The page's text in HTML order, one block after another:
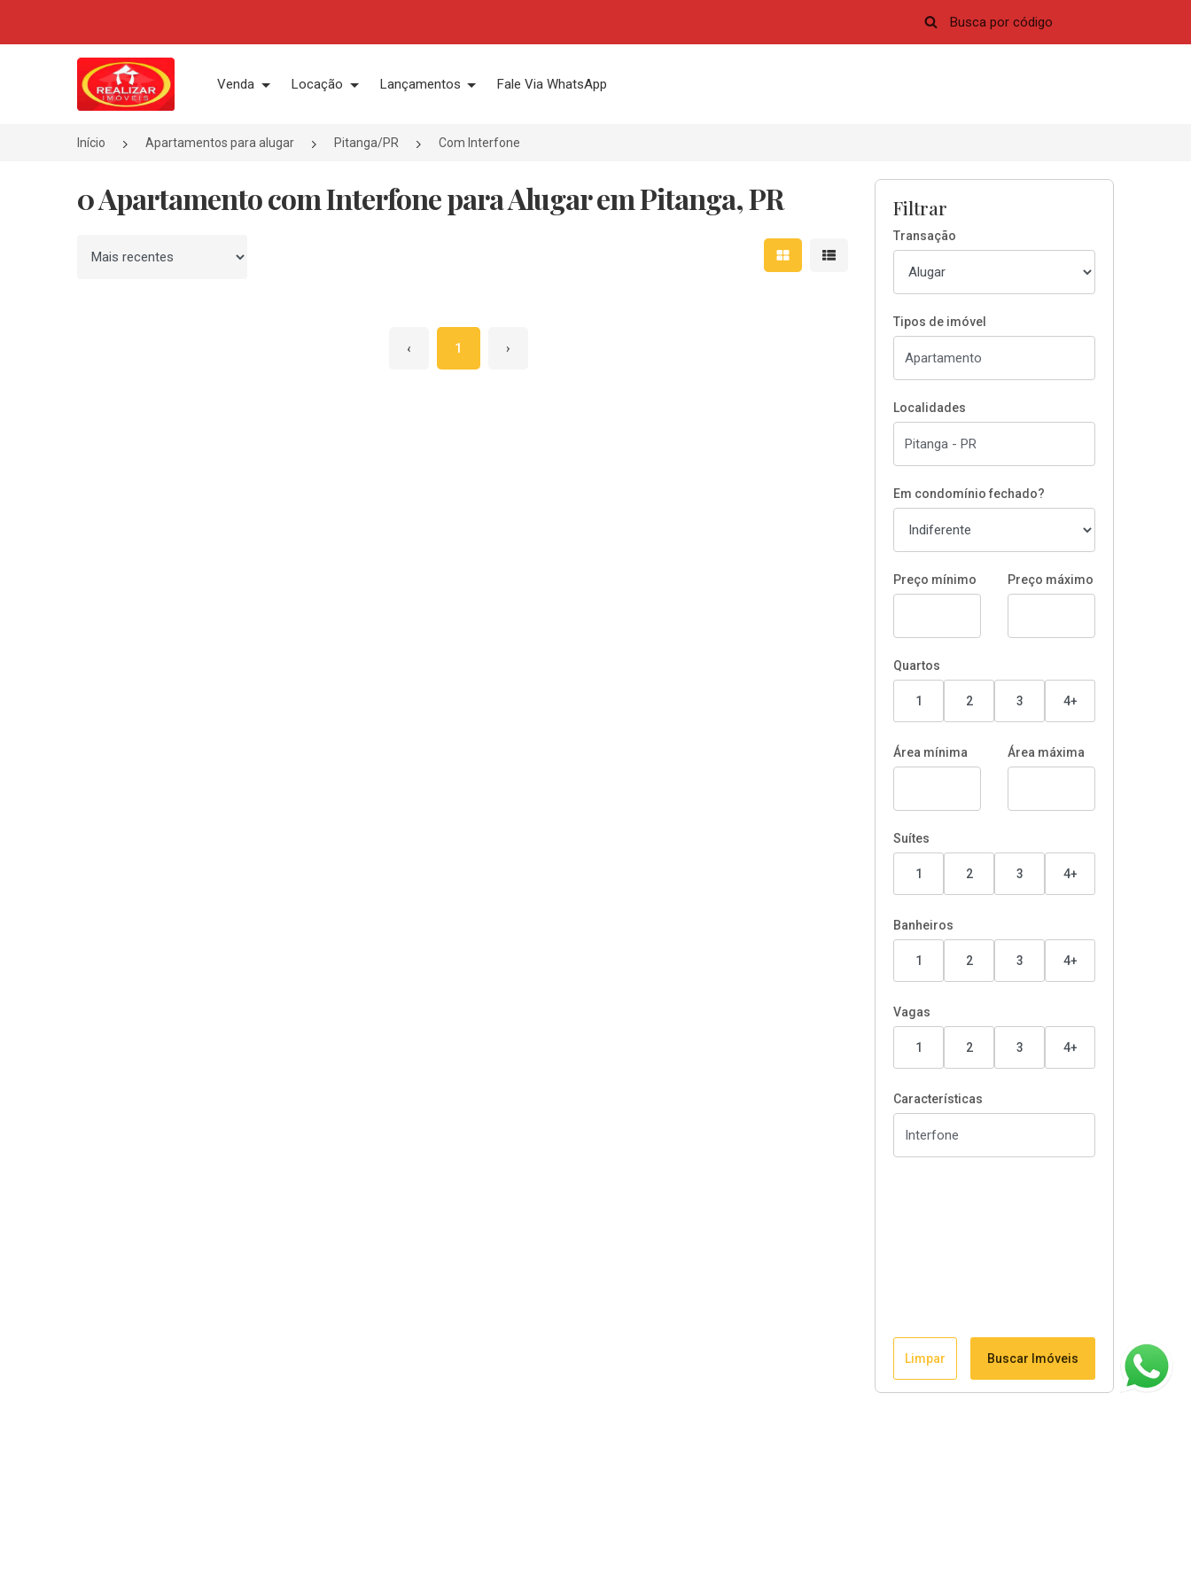
Página inicial
Venda Locação Lançamentos Fale Via WhatsApp
Início Apartamentos para alugar Pitanga/PR Com Interfone
0 Apartamento com Interfone para Alugar em Pitanga, PR
Ordenar por Mostrar resultados em grade
Mostrar resultados em lista
‹ 1 ›
Filtrar
Transação
Tipos de imóvel
Localidades
Em condomínio fechado?
Preço mínimo Preço máximo
Quartos
1 2 3 4+
Área mínima Área máxima
Suítes
1 2 3 4+
Banheiros
1 2 3 4+
Vagas
1 2 3 4+
Características
Limpar Buscar Imóveis